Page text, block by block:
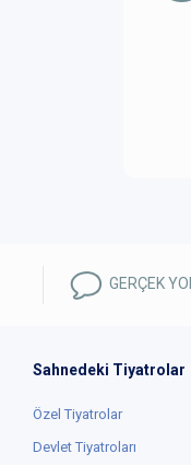
GERÇEK
Sahnedeki Tiyatrolar
Özel Tiyatrolar
Devlet Tiyatroları